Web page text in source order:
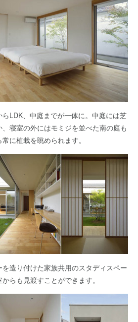
LDK、中庭までが一体に。中庭には芝
寝室の外にはモミジを並べた南の庭も
に植栽を眺められます。
造り付けた家族共用のスタディスペー
らも見渡すことができます。